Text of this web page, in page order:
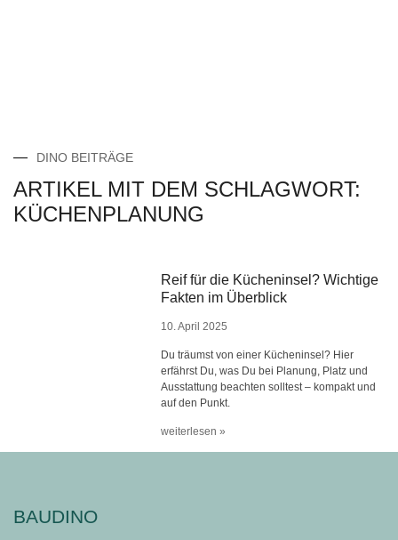
DINO BEITRÄGE
ARTIKEL MIT DEM SCHLAGWORT:
KÜCHENPLANUNG
Reif für die Kücheninsel? Wichtige
Fakten im Überblick
10. April 2025
Du träumst von einer Kücheninsel? Hier
erfährst Du, was Du bei Planung, Platz und
Ausstattung beachten solltest – kompakt und
auf den Punkt.
weiterlesen »
BAUDINO